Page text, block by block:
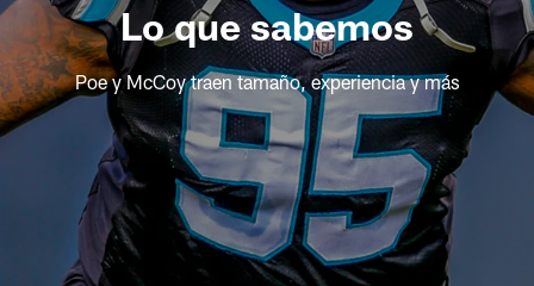
Lo que sabemos
Poe y McCoy traen tamaño, experiencia y más